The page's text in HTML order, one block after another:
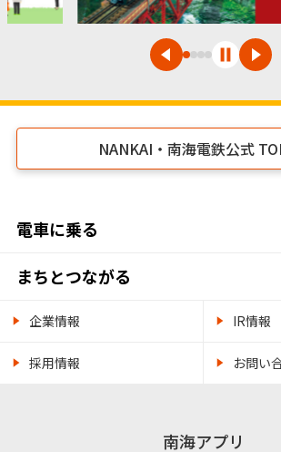
NANKAI・南海電鉄公式
電車に乗る
まちとつながる
企業情報 IR情報
採用情報 お問い
南海アプリ